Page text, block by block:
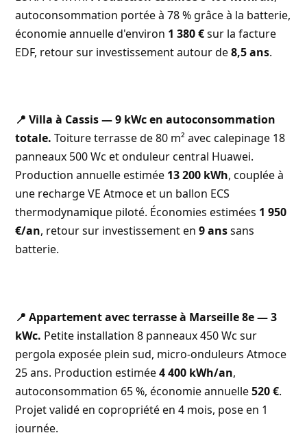
autoconsommation portée à 78 % grâce à la batterie,
économie annuelle d'environ 1 380 €sur la facture
EDF, retour sur investissement autour de8,5 ans.
📍 Villa à Cassis — 9 kWc en autoconsommation
totale. Toiture terrasse de 80 m² avec calepinage 18
panneaux 500 Wc et onduleur central Huawei.
Production annuelle estimée 13 200 kWh, couplée à
une recharge VE Atmoce et un ballon ECS
thermodynamique piloté. Économies estimées 1 950
€/an, retour sur investissement en9 anssans
batterie.
📍 Appartement avec terrasse à Marseille 8e — 3
kWc. Petite installation 8 panneaux 450 Wc sur
pergola exposée plein sud, micro-onduleurs Atmoce
25 ans. Production estimée4 400 kWh/an,
autoconsommation 65 %, économie annuelle520 €.
Projet validé en copropriété en 4 mois, pose en 1
journée.